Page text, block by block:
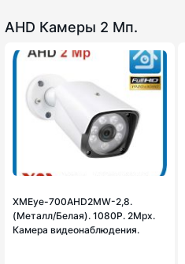
AHD Камеры 2 Мп.
XMEye-700AHD2MW-2,8.
(Металл/Белая). 1080P. 2Mpx.
Камера видеонаблюдения.